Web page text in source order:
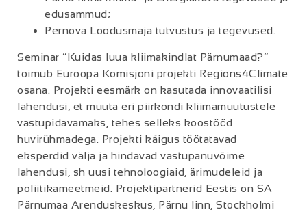
edusammud;
Pernova Loodusmaja tutvustus ja tegevused.
Seminar “Kuidas luua kliimakindlat Pärnumaad?”
toimub Euroopa Komisjoni projekti Regions4Climate
osana. Projekti eesmärk on kasutada innovaatilisi
lahendusi, et muuta eri piirkondi kliimamuutustele
vastupidavamaks, tehes selleks koostööd
huvirühmadega. Projekti käigus töötatavad
eksperdid välja ja hindavad vastupanuvõime
lahendusi, sh uusi tehnoloogiaid, ärimudeleid ja
poliitikameetmeid. Projektipartnerid Eestis on SA
Pärnumaa Arenduskeskus, Pärnu linn, Stockholmi